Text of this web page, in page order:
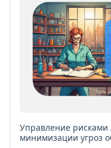
Управление рисками
минимизации угроз